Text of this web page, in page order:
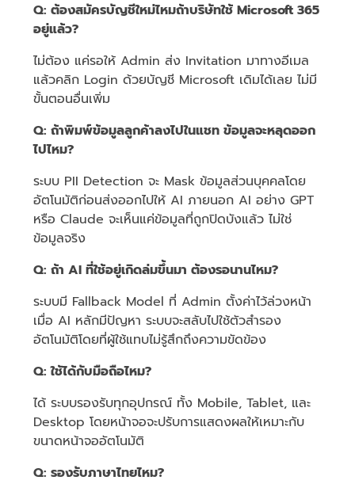
Q: ต้องสมัครบัญชีใหม่ไหมถ้าบริษัทใช้ Microsoft 365
อยู่แล้ว?
ไม่ต้อง แค่รอให้ Admin ส่ง Invitation มาทางอีเมล
แล้วคลิก Login ด้วยบัญชี Microsoft เดิมได้เลย ไม่มี
ขั้นตอนอื่นเพิ่ม
Q: ถ้าพิมพ์ข้อมูลลูกค้าลงไปในแชท ข้อมูลจะหลุดออก
ไปไหม?
ระบบ PII Detection จะ Mask ข้อมูลส่วนบุคคลโดย
อัตโนมัติก่อนส่งออกไปให้ AI ภายนอก AI อย่าง GPT
หรือ Claude จะเห็นแค่ข้อมูลที่ถูกปิดบังแล้ว ไม่ใช่
ข้อมูลจริง
Q: ถ้า AI ที่ใช้อยู่เกิดล่มขึ้นมา ต้องรอนานไหม?
ระบบมี Fallback Model ที่ Admin ตั้งค่าไว้ล่วงหน้า
เมื่อ AI หลักมีปัญหา ระบบจะสลับไปใช้ตัวสำรอง
อัตโนมัติโดยที่ผู้ใช้แทบไม่รู้สึกถึงความขัดข้อง
Q: ใช้ได้กับมือถือไหม?
ได้ ระบบรองรับทุกอุปกรณ์ ทั้ง Mobile, Tablet, และ
Desktop โดยหน้าจอจะปรับการแสดงผลให้เหมาะกับ
ขนาดหน้าจออัตโนมัติ
Q: รองรับภาษาไทยไหม?